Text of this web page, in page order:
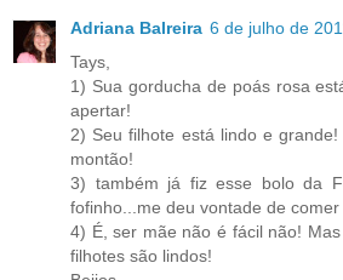
Adriana Balreira 6 de julho de
Tays,
1) Sua gorducha de poás rosa
apertar!
2) Seu filhote está lindo e
montão!
3) também já fiz esse bolo da
fofinho...me deu vontade de comer
4) É, ser mãe não é fácil não!
filhotes são lindos!